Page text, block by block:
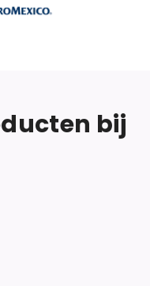
bij